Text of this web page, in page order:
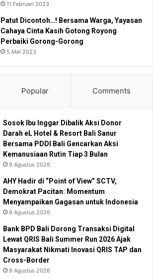
11 Februari 2023
Patut Dicontoh…! Bersama Warga, Yayasan
Cahaya Cinta Kasih Gotong Royong
Perbaiki Gorong-Gorong
5 Mei 2023
Popular Comments
Sosok Ibu Inggar Dibalik Aksi Donor
Darah eL Hotel & Resort Bali Sanur
Bersama PDDI Bali Gencarkan Aksi
Kemanusiaan Rutin Tiap 3 Bulan
9 Agustus 2026
AHY Hadir di “Point of View” SCTV,
Demokrat Pacitan: Momentum
Menyampaikan Gagasan untuk Indonesia
9 Agustus 2026
Bank BPD Bali Dorong Transaksi Digital
Lewat QRIS Bali Summer Run 2026 Ajak
Masyarakat Nikmati Inovasi QRIS TAP dan
Cross-Border
9 Agustus 2026